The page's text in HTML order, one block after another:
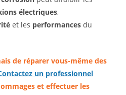
électriques,
et les performances du
de réparer vous-même des
un professionnel
et effectuer les